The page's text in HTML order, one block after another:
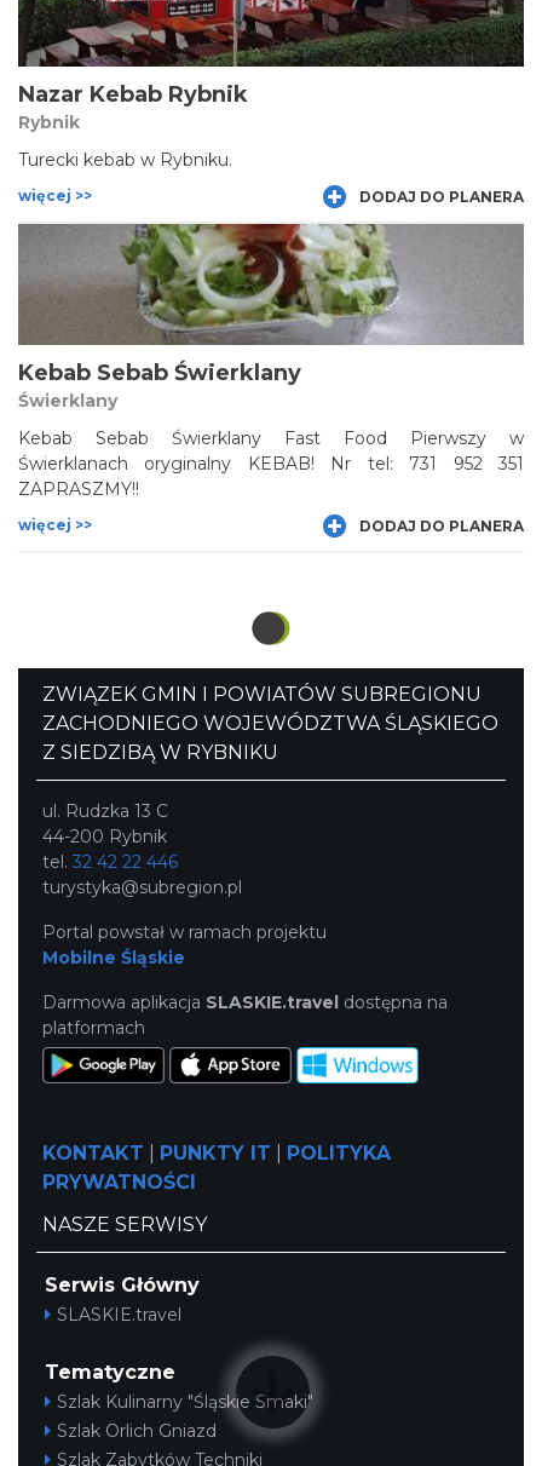
Nazar Kebab Rybnik
Rybnik
Turecki kebab w Rybniku.
więcej >> DODAJ DO PLANERA
Kebab Sebab Świerklany
Świerklany
Kebab Sebab Świerklany Fast Food Pierwszy w
Świerklanach oryginalny KEBAB! Nr tel: 731 952 351
ZAPRASZMY!!
więcej >> DODAJ DO PLANERA
ZWIĄZEK GMIN I POWIATÓW SUBREGIONU
ZACHODNIEGO WOJEWÓDZTWA ŚLĄSKIEGO
Z SIEDZIBĄ W RYBNIKU
ul. Rudzka 13 C
44-200 Rybnik
tel. 32 42 22 446
turystyka@subregion.pl
Portal powstał w ramach projektu
Mobilne Śląskie
Darmowa aplikacja SLASKIE.travel dostępna na
platformach
KONTAKT PUNKTY IT
POLITYKA
PRYWATNOŚCI
NASZE SERWISY
Serwis Główny
SLASKIE.travel
Tematyczne
Szlak Kulinarny "Śląskie Smaki"
Szlak Orlich Gniazd
Szlak Zabytków Techniki